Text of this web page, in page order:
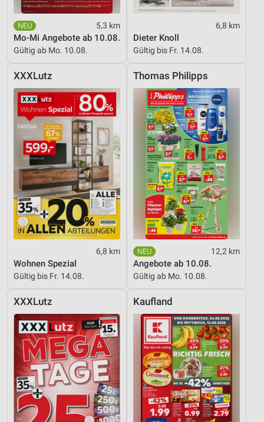
5,3 km
Mo-Mi Angebote ab 10.08.
Gültig ab Mo. 10.08.
6,8 km
Dieter Knoll
Gültig bis Fr. 14.08.
XXXLutz
6,8 km
Wohnen Spezial
Gültig bis Fr. 14.08.
Thomas Philipps
12,2 km
Angebote ab 10.08.
Gültig ab Mo. 10.08.
XXXLutz Kaufland